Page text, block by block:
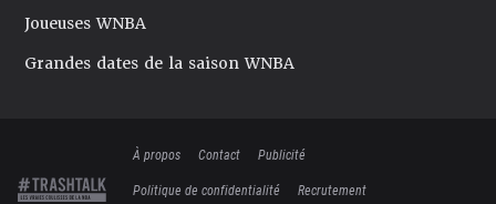
Joueuses WNBA
Grandes dates de la saison WNBA
À propos Contact
Publicité
Politique de confidentialité
Recrutement